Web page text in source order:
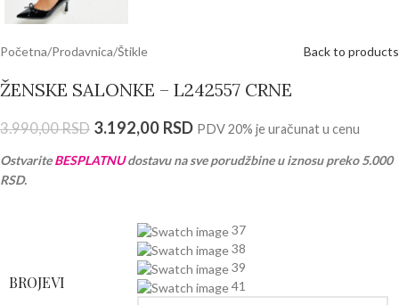
Početna/Prodavnica/Štikle Back to products
ŽENSKE SALONKE – L242557 CRNE
3.990,00RSD 3.192,00 RSD PDV 20% je uračunat u cenu
OstvariteBESPLATNUdostavu na sve porudžbine u iznosu preko 5.000
RSD.
BROJEVI
37
38
39
41